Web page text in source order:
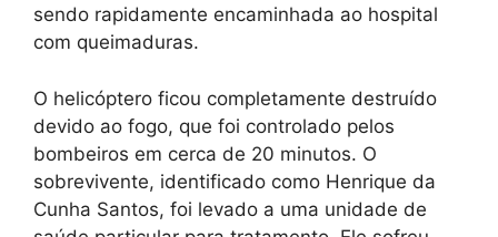
sendo rapidamente encaminhada ao hospital
com queimaduras.
O helicóptero ficou completamente destruído
devido ao fogo, que foi controlado pelos
bombeiros em cerca de 20 minutos. O
sobrevivente, identificado como Henrique da
Cunha Santos, foi levado a uma unidade de